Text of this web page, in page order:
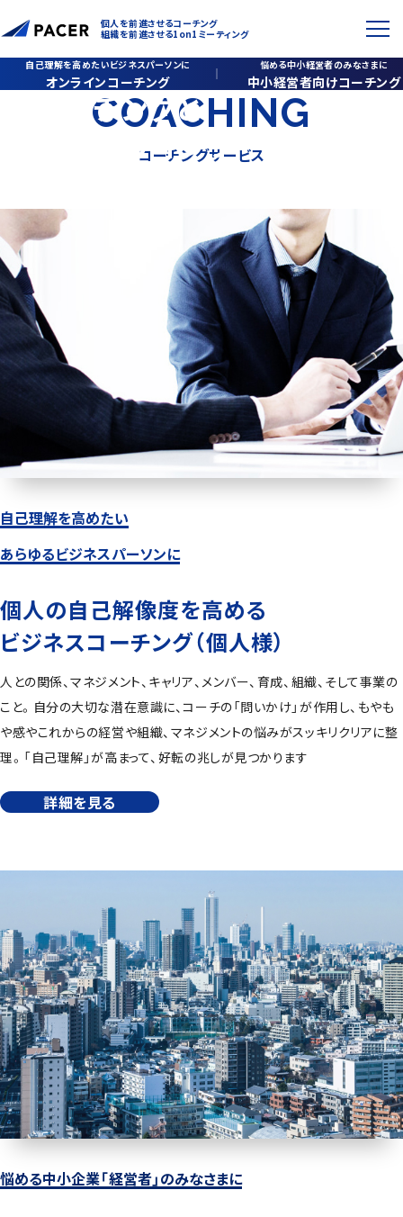
オンラインコーチング
法人向け管理職コーチング
1on1ミーティング社内導入プログラム
運営会社
利用規約
個人を前進させるコーチング
組織を前進させる1on1ミーティング
自己理解を高めたいビジネスパーソンに
オンラインコーチング
悩める中小経営者のみなさまに
中小経営者向けコーチング
コーチングと
1on1ミーティング
COACHING
コーチングサービス
自己理解を高めたい
あらゆるビジネスパーソンに
個人の自己解像度を高める
ビジネスコーチング（個人様）
人との関係、マネジメント、キャリア、メンバー、育成、組織、そして事業の
こと。自分の大切な潜在意識に、コーチの「問いかけ」が作用し、もやも
や感やこれからの経営や組織、マネジメントの悩みがスッキリクリアに整
理。「自己理解」が高まって、好転の兆しが見つかります
詳細を見る
悩める中小企業「経営者」のみなさまに